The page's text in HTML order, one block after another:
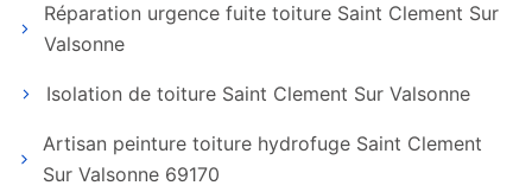
Réparation urgence fuite toiture Saint Clement Sur
Valsonne
Isolation de toiture Saint Clement Sur Valsonne
Artisan peinture toiture hydrofuge Saint Clement
Sur Valsonne 69170